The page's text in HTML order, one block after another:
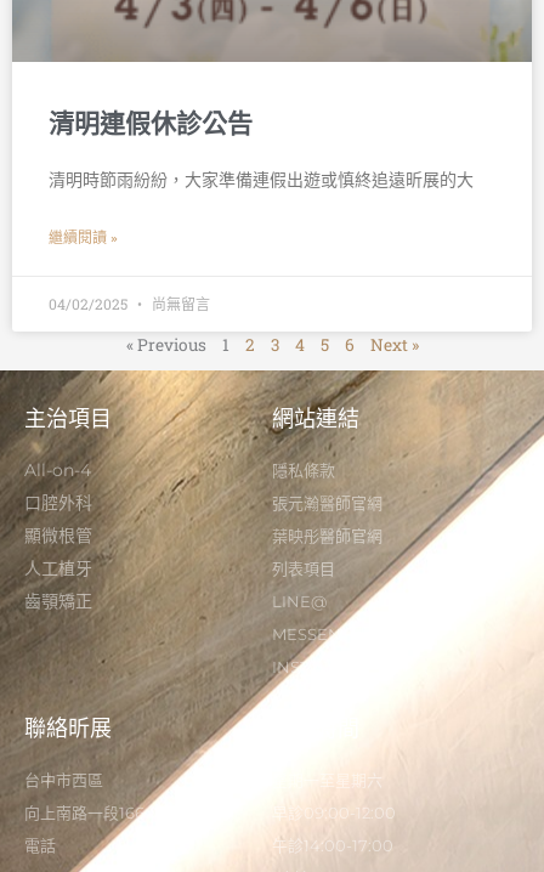
清明連假休診公告
清明時節雨紛紛，大家準備連假出遊或慎終追遠昕展的大
繼續閱讀 »
04/02/2025 尚無留言
« Previous 1 2 3 4 5 6 Next »
主治項目
All-on-4
口腔外科
顯微根管
人工植牙
齒顎矯正
網站連結
隱私條款
張元瀚醫師官網
葉映彤醫師官網
列表項目
LINE@
MESSENGER
INSTAGRAM
聯絡昕展
台中市西區
向上南路一段166-5號
電話
星期一至星期六
早診09:00-12:00
午診14:00-17:00